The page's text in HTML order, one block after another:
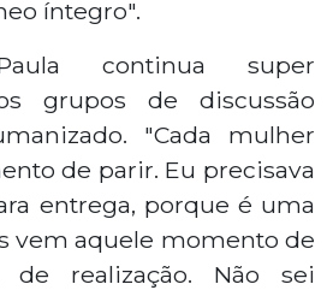
íntegro".
continua super
grupos de discussão
"Cada mulher
de parir. Eu precisava
entrega, porque é uma
vem aquele momento de
de realização. Não sei